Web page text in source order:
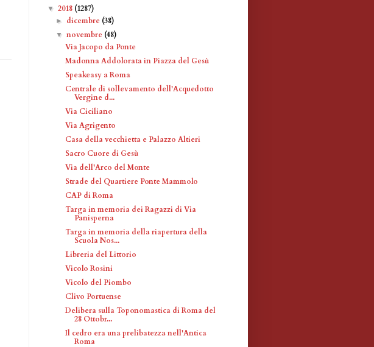
▼ 2018 (1287)
► dicembre (38)
▼novembre (48)
Via Jacopo da Ponte
Madonna Addolorata in Piazza del Gesù
Speakeasy a Roma
Centrale di sollevamento dell'Acquedotto
Vergine d...
Via Ciciliano
Via Agrigento
Casa della vecchietta e Palazzo Altieri
Sacro Cuore di Gesù
Via dell'Arco del Monte
Strade del Quartiere Ponte Mammolo
CAP di Roma
Targa in memoria dei Ragazzi di Via
Panisperna
Targa in memoria della riapertura della
Scuola Nos...
Libreria del Littorio
Vicolo Rosini
Vicolo del Piombo
Clivo Portuense
Delibera sulla Toponomastica di Roma del
28 Ottobr...
Il cedro era una prelibatezza nell'Antica
Roma